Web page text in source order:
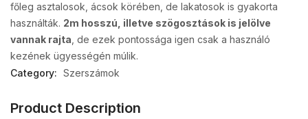
főleg asztalosok, ácsok körében, de lakatosok is gyakorta
használták. 2m hosszú, illetve szögosztások is jelölve
vannak rajta , de ezek pontossága igen csak a használó
kezének ügyességén múlik.
Category: Szerszámok
Product Description